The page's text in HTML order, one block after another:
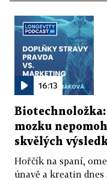
16:13
mozku
skvělých
Hořčík na spaní,
únavě a kreatin